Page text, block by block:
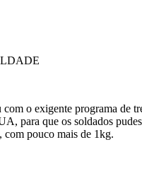
o exigente programa de
para que os soldados
com pouco mais de 1kg.